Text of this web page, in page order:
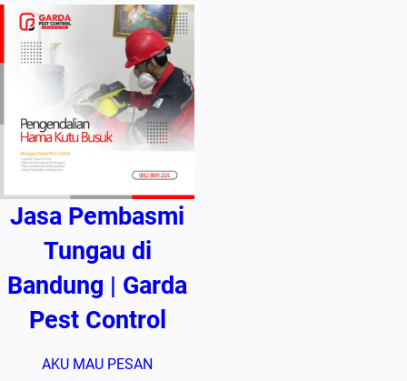
Jasa Pembasmi
Tungau di
Bandung | Garda
Pest Control
AKU MAU PESAN